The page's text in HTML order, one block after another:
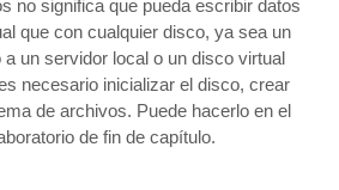
no significa que pueda escribir datos
que con cualquier disco, ya sea un
un servidor local o un disco virtual
necesario inicializar el disco, crear
de archivos. Puede hacerlo en el
de fin de capítulo.